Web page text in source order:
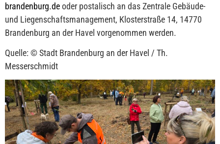
brandenburg.deoder postalisch an das Zentrale Gebäude-
und Liegenschaftsmanagement, Klosterstraße 14, 14770
Brandenburg an der Havel vorgenommen werden.
Quelle: © Stadt Brandenburg an der Havel / Th.
Messerschmidt